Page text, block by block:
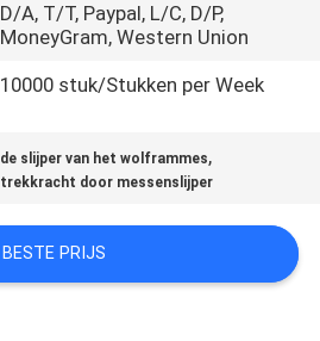
D/A, T/T, Paypal, L/C, D/P,
MoneyGram, Western Union
10000 stuk/Stukken per Week
de slijper van het wolframmes,
trekkracht door messenslijper
BESTE PRIJS